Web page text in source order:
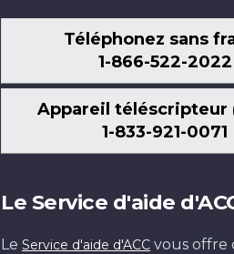
Téléphonez sans
1-866-522-2022
Appareil téléscripteur
1-833-921-0071
Le Service d'aide
Le Service d'aide d'ACC vous offre